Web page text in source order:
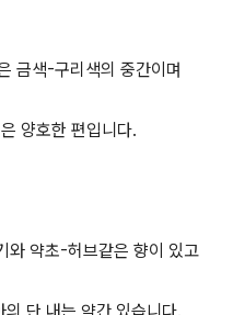
금색-구리색의 중간이며
양호한 편입니다.
와 약초-허브같은 향이 있고